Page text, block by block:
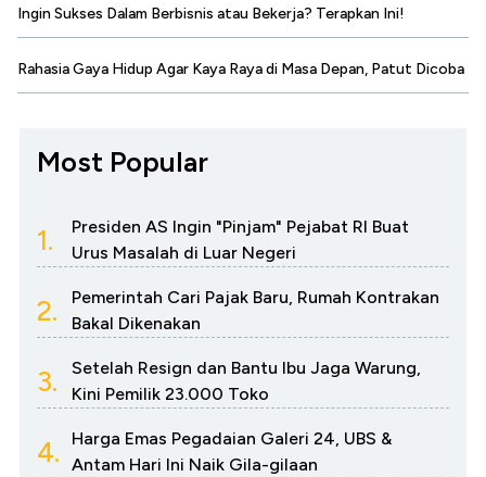
Ingin Sukses Dalam Berbisnis atau Bekerja? Terapkan Ini!
Rahasia Gaya Hidup Agar Kaya Raya di Masa Depan, Patut Dicoba
Most Popular
1.
Presiden AS Ingin "Pinjam" Pejabat RI Buat
Urus Masalah di Luar Negeri
2.
Pemerintah Cari Pajak Baru, Rumah Kontrakan
Bakal Dikenakan
3.
Setelah Resign dan Bantu Ibu Jaga Warung,
Kini Pemilik 23.000 Toko
4.
Harga Emas Pegadaian Galeri 24, UBS &
Antam Hari Ini Naik Gila-gilaan